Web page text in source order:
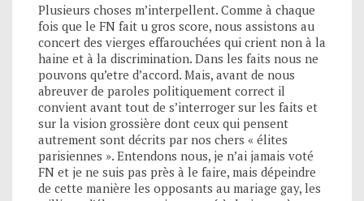
Plusieurs choses m’interpellent. Comme à chaque
fois que le FN fait u gros score, nous assistons au
concert des vierges effarouchées qui crient non à la
haine et à la discrimination. Dans les faits nous ne
pouvons qu’etre d’accord. Mais, avant de nous
abreuver de paroles politiquement correct il
convient avant tout de s’interroger sur les faits et
sur la vision grossière dont ceux qui pensent
autrement sont décrits par nos chers « élites
parisiennes ». Entendons nous, je n’ai jamais voté
FN et je ne suis pas près à le faire, mais dépeindre
de cette manière les opposants au mariage gay, les